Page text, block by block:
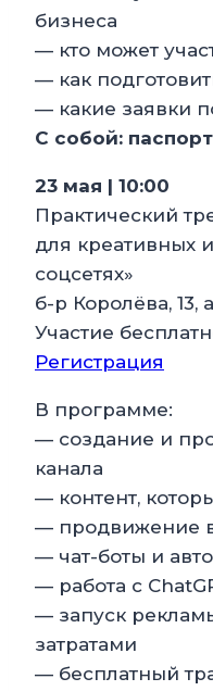
бизнеса
— кто может
— как
— какие заявки
С собой:
23 мая | 10:00
Практический
для креативных
соцсетях»
б-р Королёва, 13,
Участие
Регистрация
В программе:
— создание и
канала
— контент,
— продвижение
— чат-боты и
— работа с
— запуск
затратами
— бесплатный